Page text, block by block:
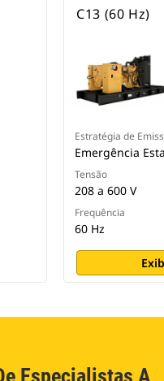
C13 (60 Hz)
Estratégia de
Emergência
Tensão
208 a 600 V
Frequência
60 Hz